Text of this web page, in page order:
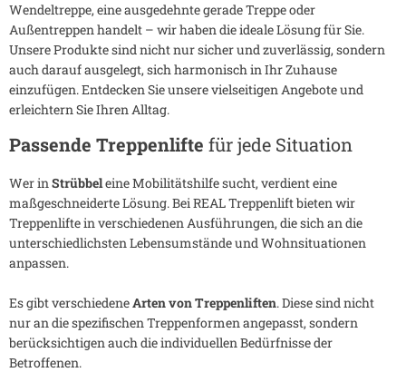
Wendeltreppe, eine ausgedehnte gerade Treppe oder
Außentreppen handelt – wir haben die ideale Lösung für Sie.
Unsere Produkte sind nicht nur sicher und zuverlässig, sondern
auch darauf ausgelegt, sich harmonisch in Ihr Zuhause
einzufügen. Entdecken Sie unsere vielseitigen Angebote und
erleichtern Sie Ihren Alltag.
Passende Treppenlifte für jede Situation
Wer inStrübbeleine Mobilitätshilfe sucht, verdient eine
maßgeschneiderte Lösung. Bei REAL Treppenlift bieten wir
Treppenlifte in verschiedenen Ausführungen, die sich an die
unterschiedlichsten Lebensumstände und Wohnsituationen
anpassen.
Es gibt verschiedeneArten von Treppenliften. Diese sind nicht
nur an die spezifischen Treppenformen angepasst, sondern
berücksichtigen auch die individuellen Bedürfnisse der
Betroffenen.